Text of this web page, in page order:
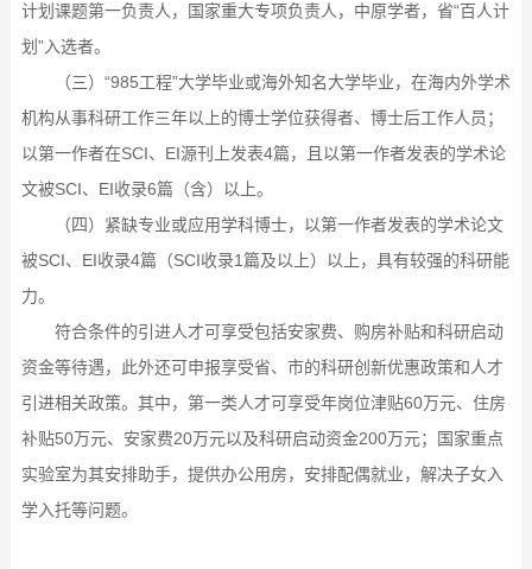
计划课题第一负责人，国家重大专项负责人，中原学者，省“百人计
划”入选者。
（三）“985工程”大学毕业或海外知名大学毕业，在海内外学术
机构从事科研工作三年以上的博士学位获得者、博士后工作人员；
以第一作者在SCI、EI源刊上发表4篇，且以第一作者发表的学术论
文被SCI、EI收录6篇（含）以上。
（四）紧缺专业或应用学科博士，以第一作者发表的学术论文
被SCI、EI收录4篇（SCI收录1篇及以上）以上，具有较强的科研能
力。
符合条件的引进人才可享受包括安家费、购房补贴和科研启动
资金等待遇，此外还可申报享受省、市的科研创新优惠政策和人才
引进相关政策。其中，第一类人才可享受年岗位津贴60万元、住房
补贴50万元、安家费20万元以及科研启动资金200万元；国家重点
实验室为其安排助手，提供办公用房，安排配偶就业，解决子女入
学入托等问题。